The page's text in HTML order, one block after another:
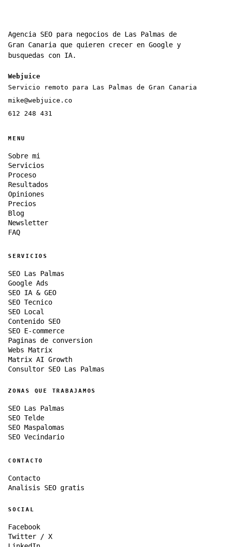
Agencia SEO para negocios de Las Palmas de
Gran Canaria que quieren crecer en Google y
busquedas con IA.
Webjuice
Servicio remoto para Las Palmas de Gran Canaria
mike@webjuice.co
612 248 431
MENU
Sobre mi
Servicios
Proceso
Resultados
Opiniones
Precios
Blog
Newsletter
FAQ
SERVICIOS
SEO Las Palmas
Google Ads
SEO IA & GEO
SEO Tecnico
SEO Local
Contenido SEO
SEO E-commerce
Paginas de conversion
Webs Matrix
Matrix AI Growth
Consultor SEO Las Palmas
ZONAS QUE TRABAJAMOS
SEO Las Palmas
SEO Telde
SEO Maspalomas
SEO Vecindario
CONTACTO
Contacto
Analisis SEO gratis
SOCIAL
Facebook
Twitter / X